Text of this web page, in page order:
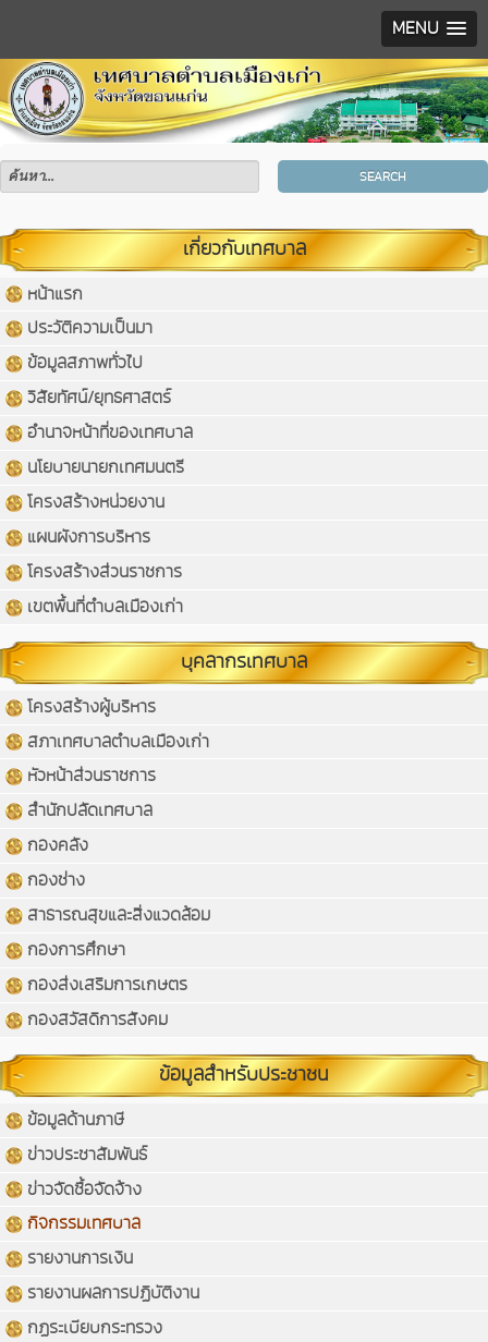
MENU
SEARCH
เกี่ยวกับเทศบาล
หน้าแรก
ประวัติความเป็นมา
ข้อมูลสภาพทั่วไป
วิสัยทัศน์/ยุทธศาสตร์
อำนาจหน้าที่ของเทศบาล
นโยบายนายกเทศมนตรี
โครงสร้างหน่วยงาน
แผนผังการบริหาร
โครงสร้างส่วนราชการ
เขตพื้นที่ตำบลเมืองเก่า
บุคลากรเทศบาล
โครงสร้างผู้บริหาร
สภาเทศบาลตำบลเมืองเก่า
หัวหน้าส่วนราชการ
สำนักปลัดเทศบาล
กองคลัง
กองช่าง
สาธารณสุขและสิ่งแวดล้อม
กองการศึกษา
กองส่งเสริมการเกษตร
กองสวัสดิการสังคม
ข้อมูลสำหรับประชาชน
ข้อมูลด้านภาษี
ข่าวประชาสัมพันธ์
ข่าวจัดซื้อจัดจ้าง
กิจกรรมเทศบาล
รายงานการเงิน
รายงานผลการปฏิบัติงาน
กฏระเบียบกระทรวง